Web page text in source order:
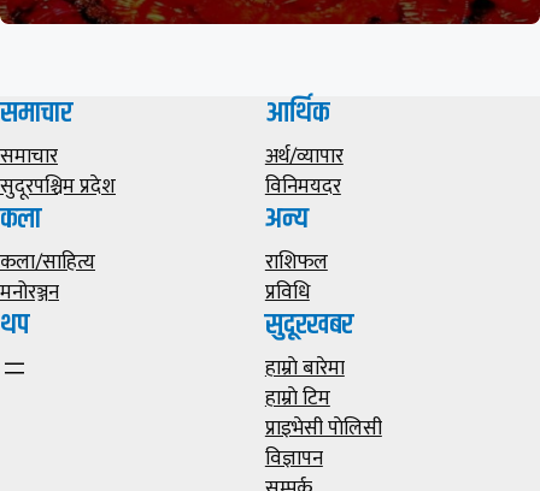
समाचार
समाचार
सुदूरपश्चिम प्रदेश
आर्थिक
अर्थ/व्यापार
विनिमयदर
कला
कला/साहित्य
मनोरञ्जन
अन्य
राशिफल
प्रविधि
थप सुदूरखबर
हाम्राे बारेमा
हाम्राे टिम
प्राइभेसी पाेलिसी
विज्ञापन